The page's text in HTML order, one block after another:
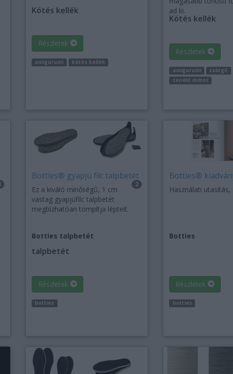
Kötés kellék
Részletek
amigurumi kötés kellék
ad ki.
Kötés kellék
Részletek
amigurumi csörgő
zenélő doboz
Botties® gyapjú filc talpbetét
2
Ez a kiváló minőségű, 1 cm
vastag gyapjúfilc talpbetét
megbízhatóan tompítja lépteit.
Botties talpbetét
talpbetét
Részletek
botties
Botties®
Használati
Botties
Részletek
botties